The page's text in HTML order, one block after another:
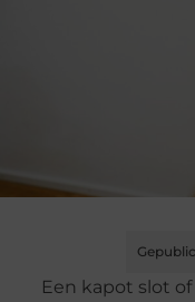
Een kapot slot